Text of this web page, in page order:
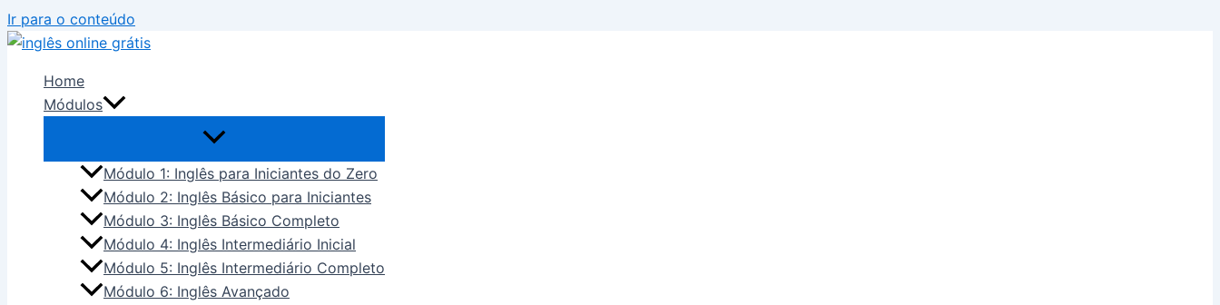
Ir para o conteúdo
Home
Módulos
Módulo 1: Inglês para Iniciantes do Zero
Módulo 2: Inglês Básico para Iniciantes
Módulo 3: Inglês Básico Completo
Módulo 4: Inglês Intermediário Inicial
Módulo 5: Inglês Intermediário Completo
Módulo 6: Inglês Avançado